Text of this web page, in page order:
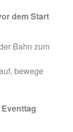
dem Start
Bahn zum
bewege